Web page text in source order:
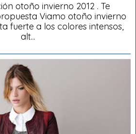
otoño invierno 2012 . Te
Viamo otoño invierno
fuerte a los colores intensos,
alt...